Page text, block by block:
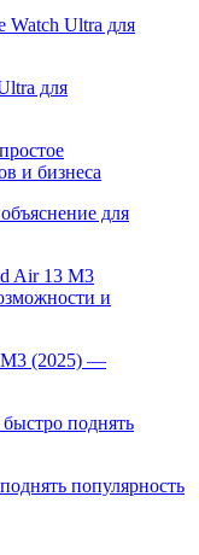
для
для
M3 (2025) —
популярность